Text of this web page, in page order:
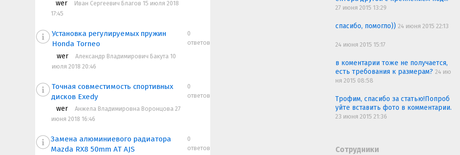
wer
Иван Сергеевич Благов 15 июля 2018
17:45
Установка регулируемых пружин
Honda Torneo
wer
Александр Владимирович Бакута 10
июля 2018 20:46
0
ответов
Точная совместимость спортивных
дисков Exedy
wer
Анжела Владимировна Воронцова 27
июня 2018 16:46
0
ответов
Замена алюминиевого радиатора
Mazda RX8 50mm АТ AJS
0
ответов
27 июня 2015 13:29
спасибо, помогло)) 24 июня 2015 22:13
24 июня 2015 15:17
в коментарии тоже не получается,
есть требования к размерам? 24 ию
ня 2015 08:58
Трофим, спасибо за статью!Попроб
уйте вставить фото в комментарии.
23 июня 2015 21:36
Сотрудники